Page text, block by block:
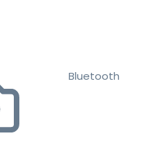
Bluetooth